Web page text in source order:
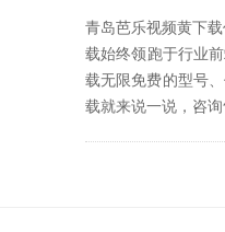
青岛芭乐视频黄下载
载始终领跑于行业前
载无限免费的型号
载就来说一说，